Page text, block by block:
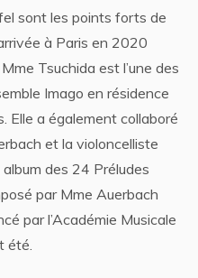
sont les points forts de
à Paris en 2020
Tsuchida est l’une des
Imago en résidence
Elle a également collaboré
et la violoncelliste
des 24 Préludes
par Mme Auerbach
par l’Académie Musicale
été.